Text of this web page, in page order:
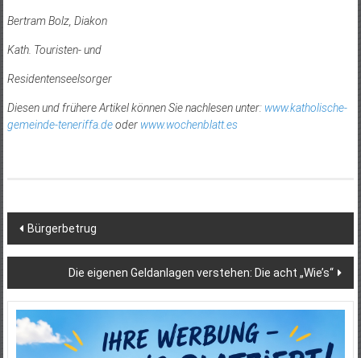
Bertram Bolz, Diakon
Kath. Touristen- und
Residentenseelsorger
Diesen und frühere Artikel können Sie nachlesen unter: www.katholische-
gemeinde-teneriffa.deoder www.wochenblatt.es
Beitragsnavigation
Bürgerbetrug
Die eigenen Geldanlagen verstehen: Die acht „Wie’s“